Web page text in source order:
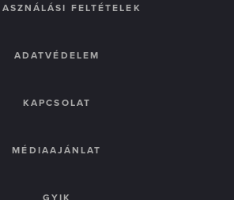
FELTÉTELEK
ADATVÉDELEM
KAPCSOLAT
MÉDIAAJÁNLAT
GYIK